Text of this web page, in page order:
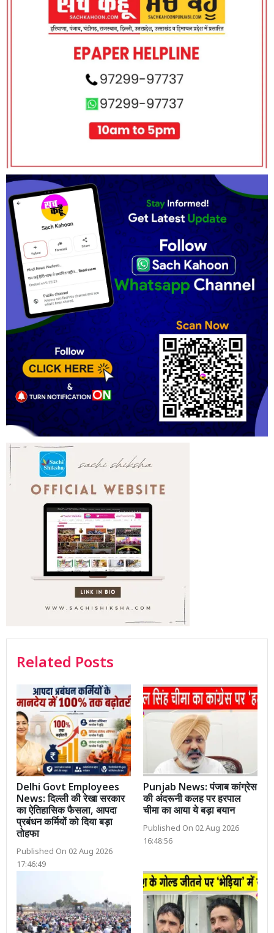
Related Posts
Delhi Govt Employees
News: दिल्ली की रेखा सरकार
का ऐतिहासिक फैसला, आपदा
प्रबंधन कर्मियों को दिया बड़ा
तोहफा
Published On 02 Aug 2026
17:46:49
Punjab News: पंजाब कांग्रेस
की अंदरूनी कलह पर हरपाल
चीमा का आया ये बड़ा बयान
Published On 02 Aug 2026
16:48:56